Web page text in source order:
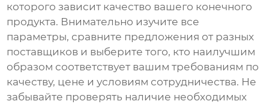
которого зависит качество вашего конечного
продукта. Внимательно изучите все
параметры, сравните предложения от разных
поставщиков и выберите того, кто наилучшим
образом соответствует вашим требованиям по
качеству, цене и условиям сотрудничества. Не
забывайте проверять наличие необходимых